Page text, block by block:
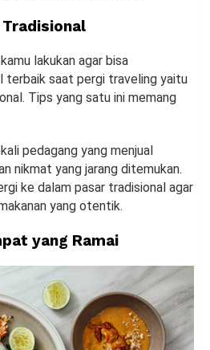
lakukan agar bisa
terbaik saat pergi traveling yaitu
Tips yang satu ini memang
pedagang yang menjual
nikmat yang jarang ditemukan.
ke dalam pasar tradisional agar
yang otentik.
yang Ramai